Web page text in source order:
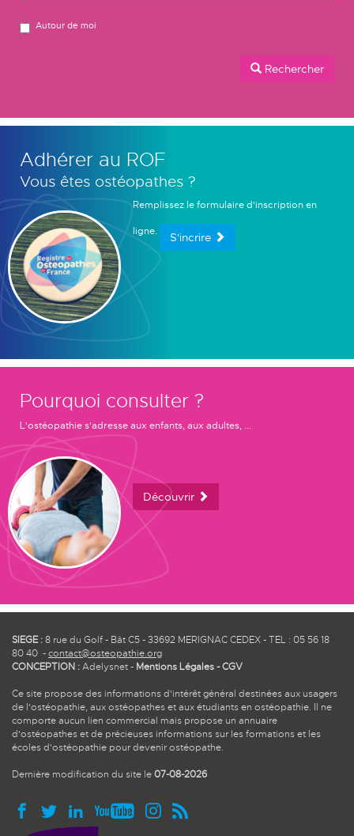
Autour de moi
Rechercher
Adhérer au ROF
Vous êtes ostéopathes ?
Remplissez le formulaire d'inscription en
ligne. S'incrire
Pourquoi consulter ?
L'ostéopathie s'adresse aux enfants, aux adultes, ...
Découvrir
SIEGE :8 rue du Golf - Bât C5 - 33692 MERIGNAC CEDEX - TEL : 05 56 18
80 40 -contact@osteopathie.org
CONCEPTION :Adelysnet- Mentions Légales-CGV
Ce site propose des informations d'intérêt général destinées aux usagers
de l'ostéopathie, aux ostéopathes et aux étudiants en ostéopathie. Il ne
comporte aucun lien commercial mais propose un annuaire
d'ostéopathes et de précieuses informations sur les formations et les
écoles d'ostéopathie pour devenir ostéopathe.
Dernière modification du site le07-08-2026